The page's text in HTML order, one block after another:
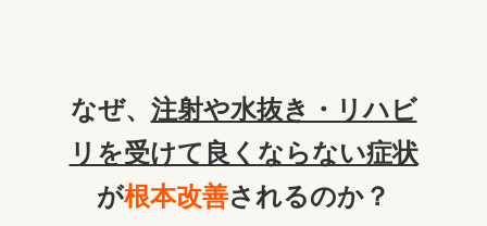
なぜ、 注射や水抜き・リハビ
リを受けて良くならない症状
が根本改善されるのか？